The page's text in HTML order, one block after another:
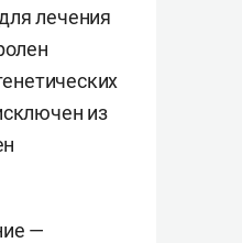
лечения
из
—